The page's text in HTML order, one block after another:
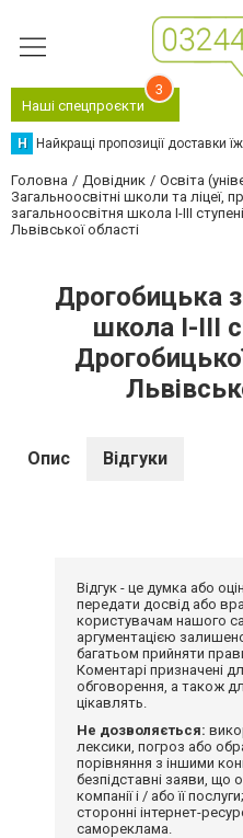
Наші спецпроєкти
3
Н Найкращі пропозиції доставки
Головна Довідник
Освіта
Загальноосвітні школи та ліцеї,
загальноосвітня школа І-ІІІ
Львівської області
Дрогобицька
школа І-ІІІ
Опис Відгуки
Відгук - це думка або
передати досвід або
користувачам нашого
аргументацією
багатьом прийняти
Коментарі призначені
обговорення, а також
цікавлять.
Не дозволяється:
лексики, погроз або
порівняння з іншими
безпідставні заяви, що
компанії і / або її
сторонні інтернет-
самореклама.